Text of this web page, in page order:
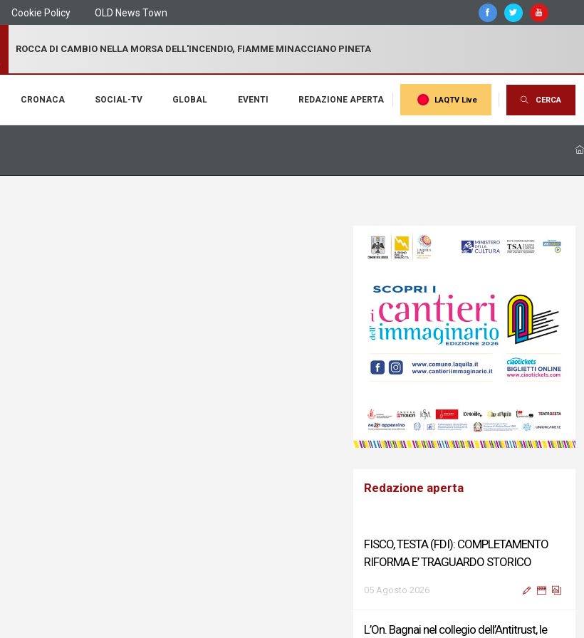
Cookie Policy OLD News Town
ROCCA DI CAMBIO NELLA MORSA DELL'INCENDIO, FIAMME MINACCIANO PINETA
CRONACA SOCIAL-TV GLOBAL EVENTI REDAZIONE APERTA LAQTV Live CERCA
Redazione aperta
FISCO, TESTA (FDI): COMPLETAMENTO
RIFORMA E’ TRAGUARDO STORICO
05 Agosto 2026
L’On. Bagnai nel collegio dell’Antitrust, le